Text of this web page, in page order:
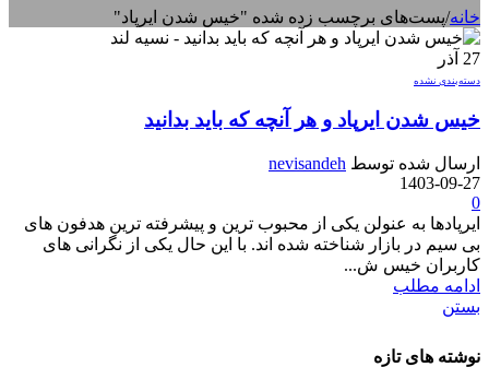
خانه/پست‌های برچسب زده شده "خیس شدن ایرپاد"
27 آذر
دسته‌بندی نشده
خیس شدن ایرپاد و هر آنچه که باید بدانید
ارسال شده توسط nevisandeh
1403-09-27
0
ایرپادها به عنولن یکی از محبوب ترین و پیشرفته ترین هدفون های
بی سیم در بازار شناخته شده اند. با این حال یکی از نگرانی های
کاربران خیس ش...
ادامه مطلب
بستن
نوشته های تازه